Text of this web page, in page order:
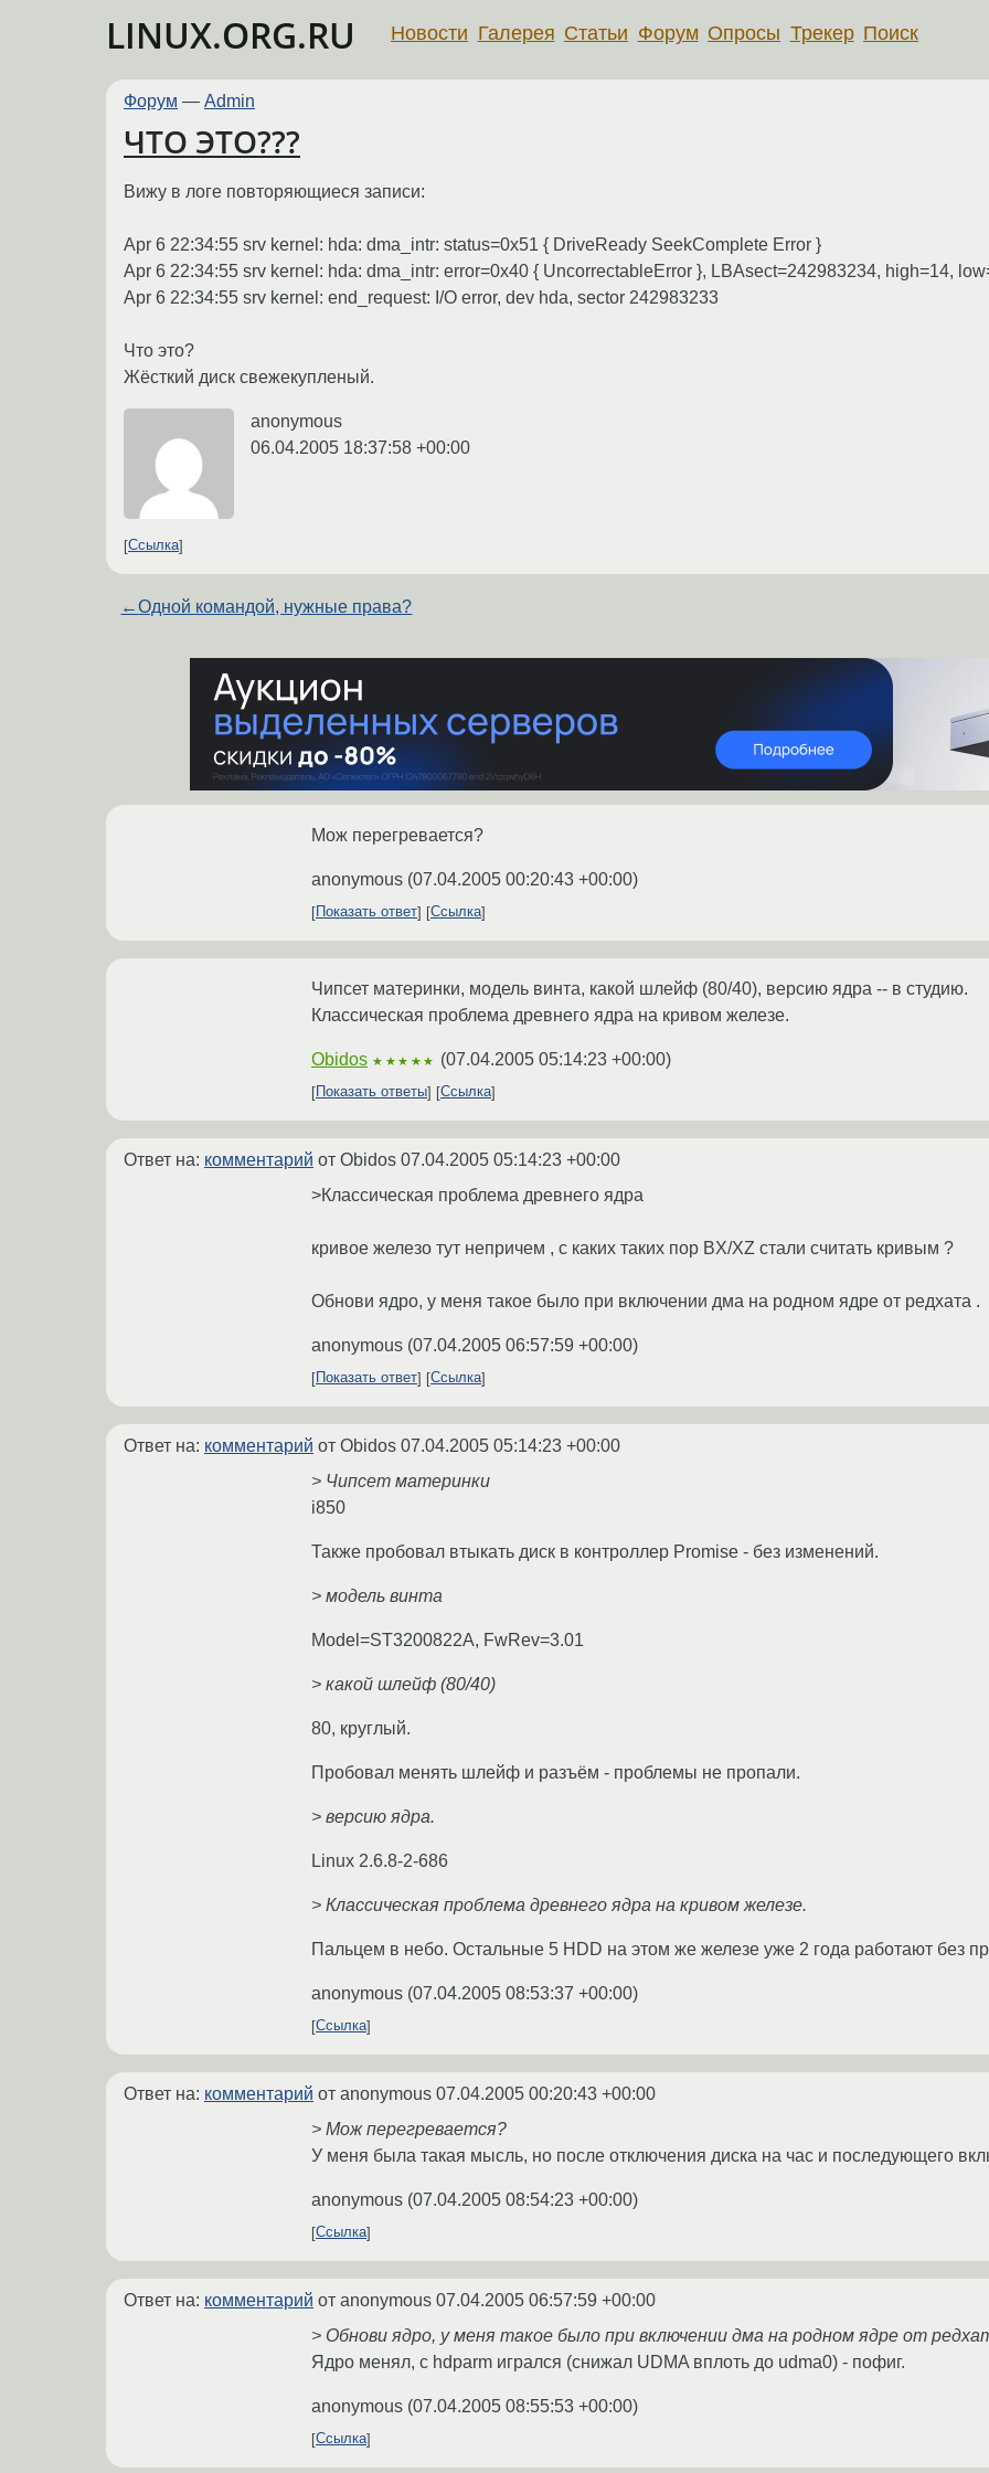
LINUX.ORG.RU Новости Галерея Статьи Форум Опросы Трекер Поиск
Форум — Admin
ЧТО ЭТО???
Вижу в логе повторяющиеся записи:
Apr 6 22:34:55 srv kernel: hda: dma_intr: status=0x51 { DriveReady SeekComplete Error }
Apr 6 22:34:55 srv kernel: hda: dma_intr: error=0x40 { UncorrectableError }, LBAsect=242983234, high=14,
Apr 6 22:34:55 srv kernel: end_request: I/O error, dev hda, sector 242983233
Что это?
Жёсткий диск свежекупленый.
anonymous
06.04.2005 18:37:58 +00:00
Ссылка
←Одной командой, нужные права?
Мож перегревается?
anonymous (07.04.2005 00:20:43 +00:00)
Показать ответ Ссылка
Чипсет материнки, модель винта, какой шлейф (80/40), версию ядра -- в студию.
Классическая проблема древнего ядра на кривом железе.
Obidos ★★★★★ (07.04.2005 05:14:23 +00:00)
Показать ответы Ссылка
Ответ на: комментарий от Obidos 07.04.2005 05:14:23 +00:00
>Классическая проблема древнего ядра
кривое железо тут непричем , с каких таких пор BX/XZ стали считать кривым ?
Обнови ядро, у меня такое было при включении дма на родном ядре от редхата .
anonymous (07.04.2005 06:57:59 +00:00)
Показать ответ Ссылка
Ответ на: комментарий от Obidos 07.04.2005 05:14:23 +00:00
> Чипсет материнки
i850
Также пробовал втыкать диск в контроллер Promise - без изменений.
> модель винта
Model=ST3200822A, FwRev=3.01
> какой шлейф (80/40)
80, круглый.
Пробовал менять шлейф и разъём - проблемы не пропали.
> версию ядра.
Linux 2.6.8-2-686
> Классическая проблема древнего ядра на кривом железе.
Пальцем в небо. Остальные 5 HDD на этом же железе уже 2 года работают без
anonymous (07.04.2005 08:53:37 +00:00)
Ссылка
Ответ на: комментарий от anonymous 07.04.2005 00:20:43 +00:00
> Мож перегревается?
У меня была такая мысль, но после отключения диска на час и последующего
anonymous (07.04.2005 08:54:23 +00:00)
Ссылка
Ответ на: комментарий от anonymous 07.04.2005 06:57:59 +00:00
> Обнови ядро, у меня такое было при включении дма на родном ядре от
Ядро менял, с hdparm игрался (снижал UDMA вплоть до udma0) - пофиг.
anonymous (07.04.2005 08:55:53 +00:00)
Ссылка